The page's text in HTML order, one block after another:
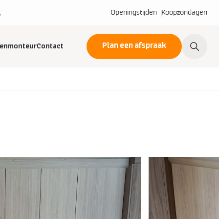
Openingstijden Koopzondagen
Contact Plan een afspraak